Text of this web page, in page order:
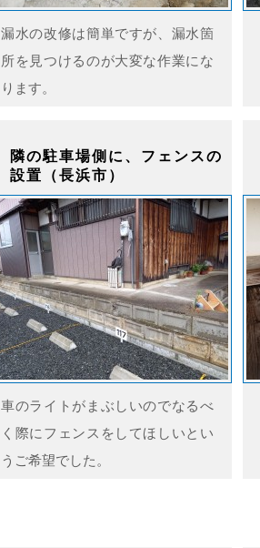
漏水の改修は簡単ですが、漏水箇
所を見つけるのが大変な作業にな
ります。
隣の駐車場側に、フェンスの
設置（長浜市）
車のライトがまぶしいのでなるべ
く際にフェンスをしてほしいとい
うご希望でした。